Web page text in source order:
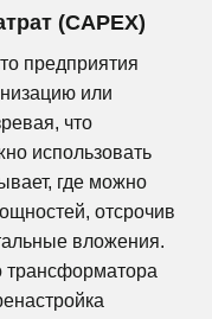
(CAPEX)
предприятия
или
что
использовать
где можно
отсрочив
вложения.
трансформатора